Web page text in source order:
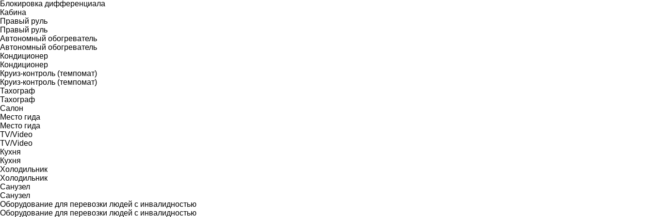
Блокировка дифференциала
Кабина
Правый руль
Правый руль
Автономный обогреватель
Автономный обогреватель
Кондиционер
Кондиционер
Круиз-контроль (темпомат)
Круиз-контроль (темпомат)
Тахограф
Тахограф
Салон
Место гида
Место гида
TV/Video
TV/Video
Кухня
Кухня
Холодильник
Холодильник
Санузел
Санузел
Оборудование для перевозки людей с инвалидностью
Оборудование для перевозки людей с инвалидностью